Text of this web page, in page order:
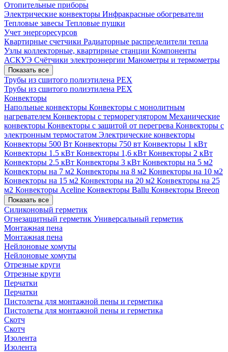
Отопительные приборы
Электрические конвекторы Инфракрасные обогреватели
Тепловые завесы Тепловые пушки
Учет энергоресурсов
Квартирные счетчики Радиаторные распределители тепла
Узлы коллекторные, квартирные станции Компоненты
АСКУЭ Счётчики электроэнергии Манометры и термометры
Показать все
Трубы из сшитого полиэтилена PEX
Трубы из сшитого полиэтилена PEX
Конвекторы
Напольные конвекторы Конвекторы с монолитным
нагревателем Конвекторы с терморегулятором Механические
конвекторы Конвекторы с защитой от перегрева Конвекторы с
электронным термостатом Электрические конвекторы
Конвекторы 500 Вт Конвекторы 750 вт Конвекторы 1 кВт
Конвекторы 1.5 кВт Конвекторы 1,6 кВт Конвекторы 2 кВт
Конвекторы 2.5 кВт Конвекторы 3 кВт Конвекторы на 5 м2
Конвекторы на 7 м2 Конвекторы на 8 м2 Конвекторы на 10 м2
Конвекторы на 15 м2 Конвекторы на 20 м2 Конвекторы на 25
м2 Конвекторы Aceline Конвекторы Ballu Конвекторы Breeon
Показать все
Силиконовый герметик
Огнезащитный герметик Универсальный герметик
Монтажная пена
Монтажная пена
Нейлоновые хомуты
Нейлоновые хомуты
Отрезные круги
Отрезные круги
Перчатки
Перчатки
Пистолеты для монтажной пены и герметика
Пистолеты для монтажной пены и герметика
Скотч
Скотч
Изолента
Изолента